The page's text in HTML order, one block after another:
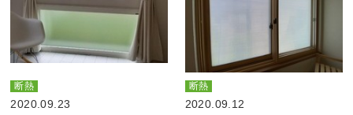
断熱
2020.09.23
断熱
2020.09.12